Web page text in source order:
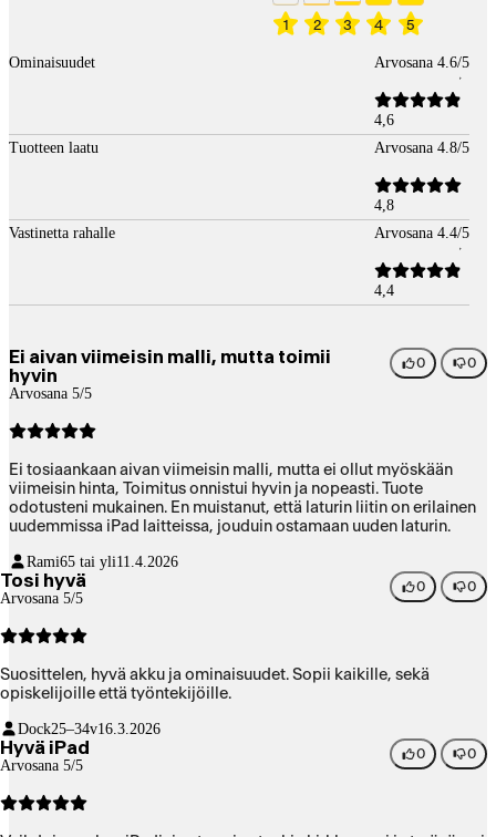
1 2 3 4 5
Ominaisuudet Arvosana 4.6/5
4,6
Tuotteen laatu
Arvosana 4.8/5
4,8
Vastinetta rahalle
Arvosana 4.4/5
4,4
Ei aivan viimeisin malli, mutta toimii
hyvin
Arvosana 5/5
0 0
Ei tosiaankaan aivan viimeisin malli, mutta ei ollut myöskään
viimeisin hinta, Toimitus onnistui hyvin ja nopeasti. Tuote
odotusteni mukainen. En muistanut, että laturin liitin on erilainen
uudemmissa iPad laitteissa, jouduin ostamaan uuden laturin.
Rami65 tai yli11.4.2026
Tosi hyvä
Arvosana 5/5
0 0
Suosittelen, hyvä akku ja ominaisuudet. Sopii kaikille, sekä
opiskelijoille että työntekijöille.
Dock25–34v16.3.2026
Hyvä iPad
Arvosana 5/5
0 0